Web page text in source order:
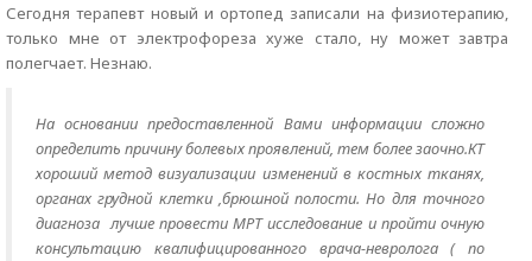
Сегодня терапевт новый и ортопед записали на физиотерапию,
только мне от электрофореза хуже стало, ну может завтра
полегчает. Незнаю.
На основании предоставленной Вами информации сложно
определить причину болевых проявлений, тем более заочно.КТ
хороший метод визуализации изменений в костных тканях,
органах грудной клетки ,брюшной полости. Но для точного
диагноза лучше провести МРТ исследование и пройти очную
консультацию квалифицированного врача-невролога ( по